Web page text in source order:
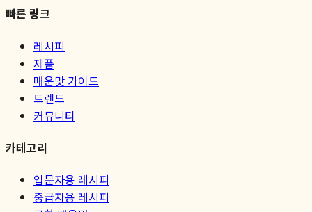
빠른 링크
레시피
제품
매운맛 가이드
트렌드
커뮤니티
카테고리
입문자용 레시피
중급자용 레시피